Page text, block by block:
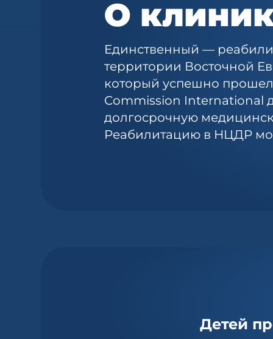
О
Единственный —
территории Восточной
который успешно
Commission International
долгосрочную
Реабилитацию в НЦДР
Детей